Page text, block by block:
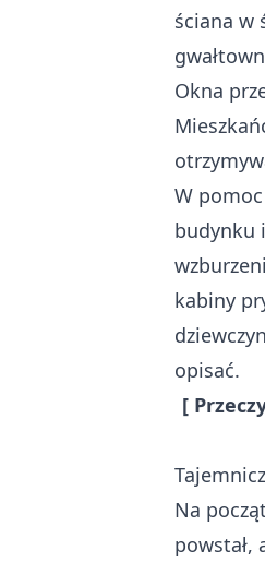
ściana w
Okna
W
budynku
kabiny
opisać.
[
Na
powstał,